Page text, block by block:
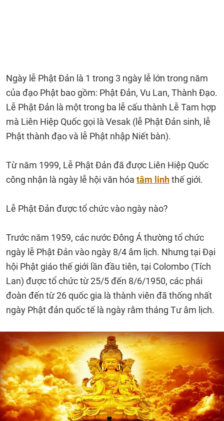
Ngày lễ Phật Đản là 1 trong 3 ngày lễ lớn trong năm
của đạo Phật bao gồm: Phật Đản, Vu Lan, Thành Đạo.
Lễ Phật Đản là một trong ba lễ cấu thành Lễ Tam hợp
mà Liên Hiệp Quốc gọi là Vesak (lễ Phật Đản sinh, lễ
Phật thành đạo và lễ Phật nhập Niết bàn).
Từ năm 1999, Lễ Phật Đản đã được Liên Hiệp Quốc
công nhận là ngày lễ hội văn hóa tâm linhthế giới.
Lễ Phật Đản được tổ chức vào ngày nào?
Trước năm 1959, các nước Đông Á thường tổ chức
ngày lễ Phật Đản vào ngày 8/4 âm lịch. Nhưng tại Đại
hội Phật giáo thế giới lần đầu tiên, tại Colombo (Tích
Lan) được tổ chức từ 25/5 đến 8/6/1950, các phái
đoàn đến từ 26 quốc gia là thành viên đã thống nhất
ngày Phật đản quốc tế là ngày rằm tháng Tư âm lịch.